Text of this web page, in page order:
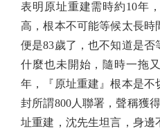
表明原址重建需時約10年
高，根本不可能等候太長時
便是83歲了，也不知道是否
什麼也未開始，隨時一拖
年，『原址重建』根本是不
封所謂800人聯署，聲稱獲
址重建，沈先生坦言，身邊